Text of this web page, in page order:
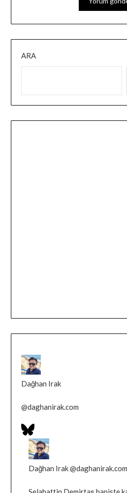
ARA
Dağhan Irak
@daghanirak.com
Bluesky
Profilini
Gor
Bluesky'da
Dağhan
Irak
Dağhan Irak@daghanirak.com